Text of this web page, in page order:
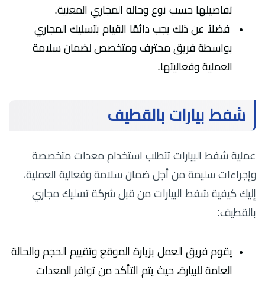
تفاصيلها حسب نوع وحالة المجاري المعنية.
فضلاً عن ذلك يجب دائمًا القيام بتسليك المجاري
بواسطة فريق محترف ومتخصص لضمان سلامة
العملية وفعاليتها.
شفط بيارات بالقطيف
عملية شفط البيارات تتطلب استخدام معدات متخصصة
وإجراءات سليمة من أجل ضمان سلامة وفعالية العملية،
إليك كيفية شفط البيارات من قبل شركة تسليك مجاري
بالقطيف:
يقوم فريق العمل بزيارة الموقع وتقييم الحجم والحالة
العامة للبيارة، حيث يتم التأكد من توافر المعدات